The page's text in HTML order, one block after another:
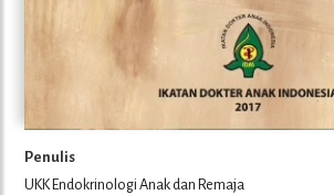
Penulis
UKK Endokrinologi Anak dan Remaja